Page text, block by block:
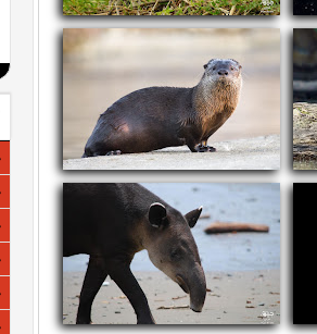
معلومات عن الجاغوار - النمر الأمريكي
معلومات عن قضاعة الأنهار الشمالية